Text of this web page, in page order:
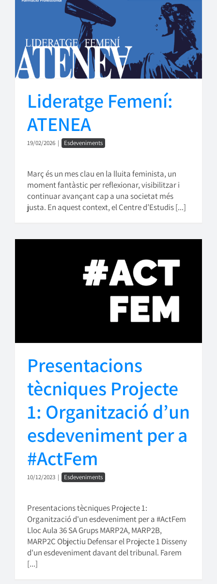
Lideratge Femení:
ATENEA
19/02/2026 | Esdeveniments
Març és un mes clau en la lluita feminista, un
moment fantàstic per reflexionar, visibilitzar i
continuar avançant cap a una societat més
justa. En aquest context, el Centre d’Estudis [...]
Presentacions
tècniques Projecte
1: Organització d’un
esdeveniment per a
#ActFem
10/12/2023 | Esdeveniments
Presentacions tècniques Projecte 1:
Organització d'un esdeveniment per a #ActFem
Lloc Aula 36 SA Grups MARP2A, MARP2B,
MARP2C Objectiu Defensar el Projecte 1 Disseny
d'un esdeveniment davant del tribunal. Farem
[...]